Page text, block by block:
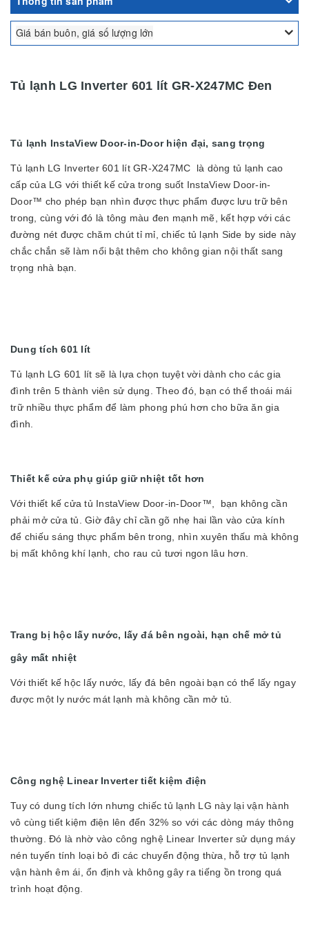
Giá bán buôn, giá số lượng lớn
Tủ lạnh LG Inverter 601 lít GR-X247MC Đen
Tủ lạnh InstaView Door-in-Door hiện đại, sang trọng
Tủ lạnh LG Inverter 601 lít GR-X247MC là dòng tủ lạnh cao
cấp của LG với thiết kế cửa trong suốt InstaView Door-in-
Door™ cho phép bạn nhìn được thực phẩm được lưu trữ bên
trong, cùng với đó là tông màu đen mạnh mẽ, kết hợp với các
đường nét được chăm chút tỉ mỉ, chiếc tủ lạnh Side by side này
chắc chắn sẽ làm nổi bật thêm cho không gian nội thất sang
trọng nhà bạn.
Dung tích 601 lít
Tủ lạnh LG 601 lít sẽ là lựa chọn tuyệt vời dành cho các gia
đình trên 5 thành viên sử dụng. Theo đó, bạn có thể thoái mái
trữ nhiều thực phẩm để làm phong phú hơn cho bữa ăn gia
đình.
Thiết kế cửa phụ giúp giữ nhiệt tốt hơn
Với thiết kế cửa tủ InstaView Door-in-Door™, bạn không cần
phải mở cửa tủ. Giờ đây chỉ cần gõ nhẹ hai lần vào cửa kính
để chiếu sáng thực phẩm bên trong, nhìn xuyên thấu mà không
bị mất không khí lạnh, cho rau củ tươi ngon lâu hơn.
Trang bị hộc lấy nước, lấy đá bên ngoài, hạn chế mở tủ
gây mất nhiệt
Với thiết kế hộc lấy nước, lấy đá bên ngoài bạn có thể lấy ngay
được một ly nước mát lạnh mà không cần mở tủ.
Công nghệ Linear Inverter tiết kiệm điện
Tuy có dung tích lớn nhưng chiếc tủ lạnh LG này lại vận hành
vô cùng tiết kiệm điện lên đến 32% so với các dòng máy thông
thường. Đó là nhờ vào công nghệ Linear Inverter sử dụng máy
nén tuyến tính loại bỏ đi các chuyển động thừa, hỗ trợ tủ lạnh
vận hành êm ái, ổn định và không gây ra tiếng ồn trong quá
trình hoạt động.